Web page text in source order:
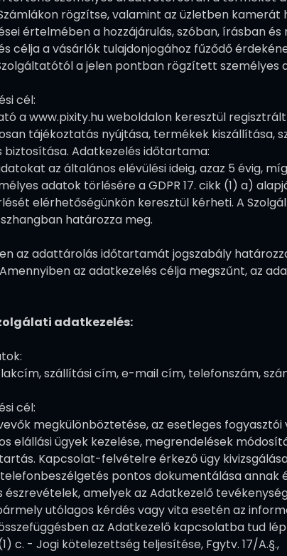
rögzítse, valamint az üzletben kamerát
értelmében a hozzájárulás, szóban, írásban
célja a vásárlók tulajdonjogához fűződő
a jelen pontban rögzített személyes
cél:
a www.pixity.hu weboldalon keresztül
tájékoztatás nyújtása, termékek kiszállítása,
biztosítása. Adatkezelés időtartama:
az általános elévülési ideig, azaz 5 évig,
adatok törlésére a GDPR 17. cikk (1) a)
elérhetőségünkön keresztül kérheti. A
határozza meg.
az adattárolás időtartamát jogszabály
az adatkezelés célja megszűnt, az
adatkezelés:
szállítási cím, e-mail cím, telefonszám,
cél:
megkülönböztetése, az esetleges fogyasztói
elállási ügyek kezelése, megrendelések
Kapcsolat-felvételre érkező ügy
pontos dokumentálása annak
észrevételek, amelyek az Adatkezelő
utólagos kérdés vagy vita esetén az
az Adatkezelő kapcsolatba tud
c. - Jogi kötelezettség teljesítése, Fgytv. 17/A.§.,